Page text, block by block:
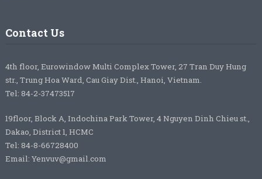
Contact Us
4th floor, Eurowindow Multi Complex Tower, 27 Tran Duy Hung
str., Trung Hoa Ward, Cau Giay Dist., Hanoi, Vietnam.
Tel: 84-2-37473517
19floor, Block A, Indochina Park Tower, 4 Nguyen Dinh Chieu st.,
Dakao, District 1, HCMC
Tel: 84-8-66728400
Email: Yenvuv@gmail.com